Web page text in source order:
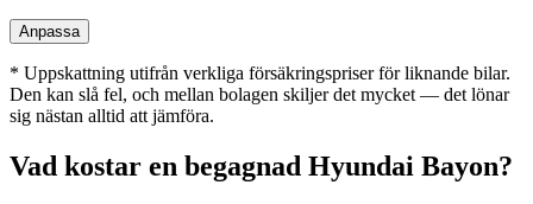
Anpassa
* Uppskattning utifrån verkliga försäkringspriser för liknande bilar.
Den kan slå fel, och mellan bolagen skiljer det mycket — det lönar
sig nästan alltid att jämföra.
Vad kostar en begagnad Hyundai Bayon?